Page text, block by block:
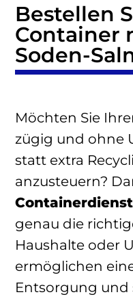
Bestellen
Container
Soden-
Möchten Sie
zügig und ohne
statt extra
anzusteuern?
genau die
Haushalte oder
ermöglichen
Entsorgung